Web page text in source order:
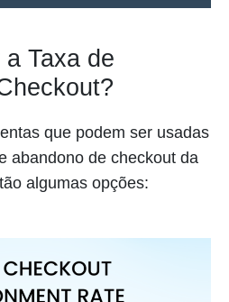
Taxa de
que podem ser usadas
abandono de checkout da
algumas opções: